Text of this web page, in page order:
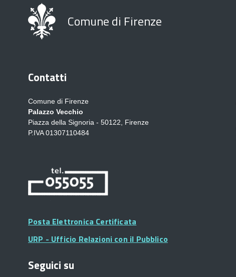
Comune di Firenze
Contatti
Comune di Firenze
Palazzo Vecchio
Piazza della Signoria - 50122, Firenze
P.IVA 01307110484
Posta Elettronica Certificata
URP - Ufficio Relazioni con il Pubblico
Seguici su